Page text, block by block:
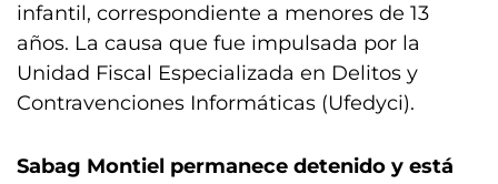
infantil, correspondiente a menores de 13
años. La causa que fue impulsada por la
Unidad Fiscal Especializada en Delitos y
Contravenciones Informáticas (Ufedyci).
Sabag Montiel permanece detenido y está